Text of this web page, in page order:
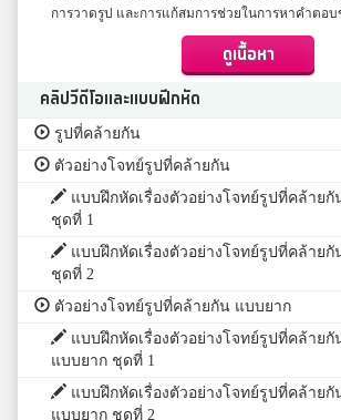
การวาดรูป และการแก้สมการช่วยในการหาคำตอ
ดูเนื้อหา
คลิปวีดีโอและแบบฝึกหัด
รูปที่คล้ายกัน
ตัวอย่างโจทย์รูปที่คล้ายกัน
แบบฝึกหัดเรื่องตัวอย่างโจทย์รูปที่คล้ายกั
ชุดที่ 1
แบบฝึกหัดเรื่องตัวอย่างโจทย์รูปที่คล้ายกั
ชุดที่ 2
ตัวอย่างโจทย์รูปที่คล้ายกัน แบบยาก
แบบฝึกหัดเรื่องตัวอย่างโจทย์รูปที่คล้ายกั
แบบยาก ชุดที่ 1
แบบฝึกหัดเรื่องตัวอย่างโจทย์รูปที่คล้ายกั
แบบยาก ชุดที่ 2